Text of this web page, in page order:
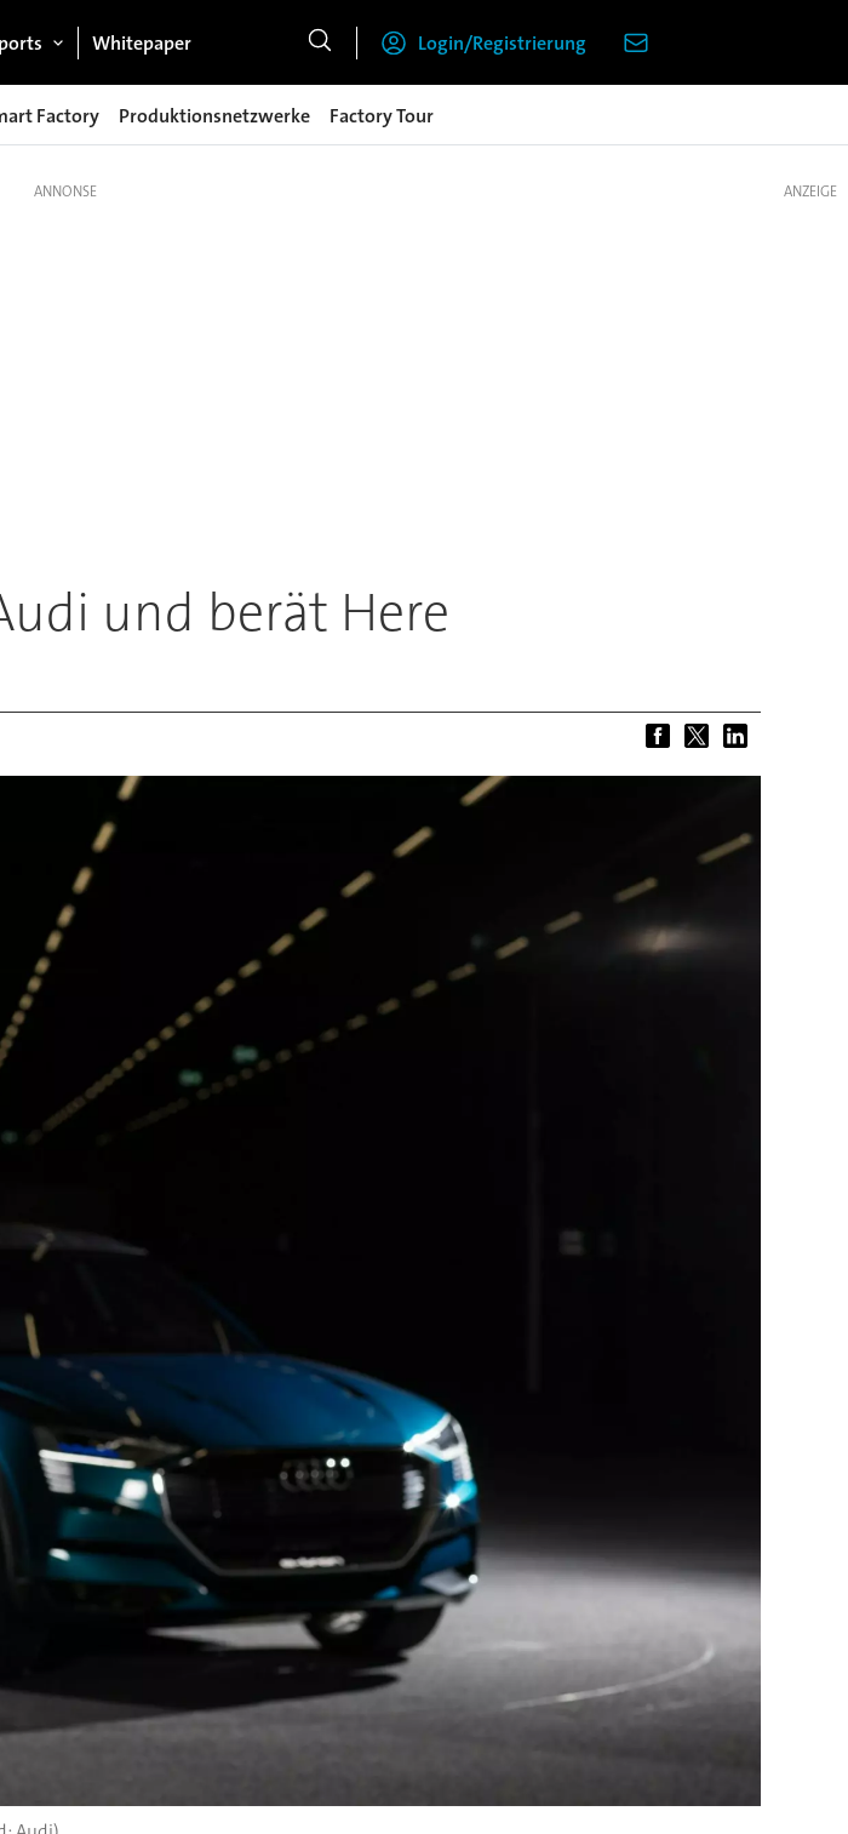
Whitepaper Login/Registrierung
Factory Produktionsnetzwerke Factory Tour
und berät Here
ANZEIGE